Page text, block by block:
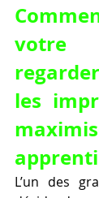
votre
les
L’un des